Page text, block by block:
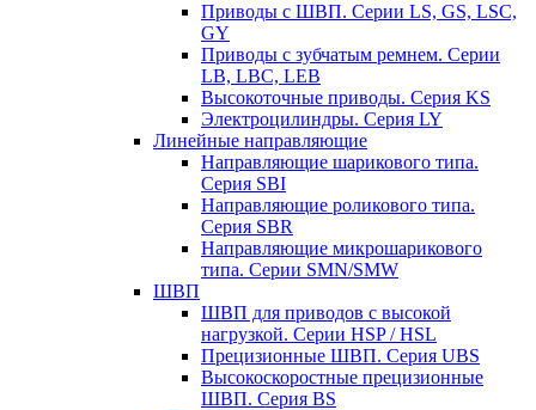
Приводы с ШВП. Серии LS, GS, LSC,
GY
Приводы с зубчатым ремнем. Серии
LB, LBC, LEB
Высокоточные приводы. Серия KS
Электроцилиндры. Серия LY
Линейные направляющие
Направляющие шарикового типа.
Серия SBI
Направляющие роликового типа.
Серия SBR
Направляющие микрошарикового
типа. Серии SMN/SMW
ШВП
ШВП для приводов с высокой
нагрузкой. Серии HSP / HSL
Прецизионные ШВП. Серия UBS
Высокоскоростные прецизионные
ШВП. Серия BS